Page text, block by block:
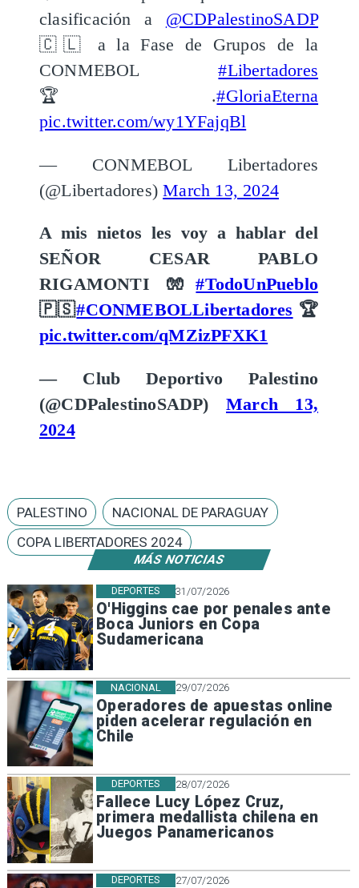
MÁS NOTICIAS
31/07/2026
O'Higgins cae por penales ante
Boca Juniors en Copa
Sudamericana
DEPORTES
29/07/2026
Operadores de apuestas online
piden acelerar regulación en
Chile
NACIONAL
28/07/2026
Fallece Lucy López Cruz,
primera medallista chilena en
Juegos Panamericanos
DEPORTES
27/07/2026
DEPORTES
clasificación a @CDPalestinoSADP
🇨🇱 a la Fase de Grupos de la
CONMEBOL#Libertadores
🏆.#GloriaEterna
pic.twitter.com/wy1YFajqBl
— CONMEBOL Libertadores
(@Libertadores)March 13, 2024
A mis nietos les voy a hablar del
SEÑOR CESAR PABLO
RIGAMONTI 🧤#TodoUnPueblo
🇵🇸#CONMEBOLLibertadores 🏆
pic.twitter.com/qMZizPFXK1
— Club Deportivo Palestino
(@CDPalestinoSADP) March 13,
2024
PALESTINO
NACIONAL DE PARAGUAY
COPA LIBERTADORES 2024